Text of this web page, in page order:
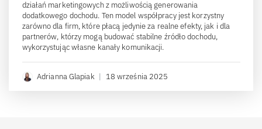
działań marketingowych z możliwością generowania
dodatkowego dochodu. Ten model współpracy jest korzystny
zarówno dla firm, które płacą jedynie za realne efekty, jak i dla
partnerów, którzy mogą budować stabilne źródło dochodu,
wykorzystując własne kanały komunikacji.
Adrianna Glapiak | 18 września 2025